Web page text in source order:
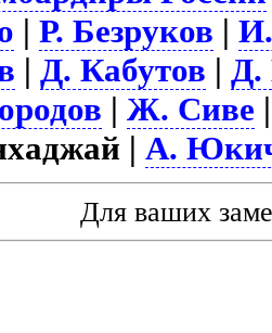
|Р. Безруков |
|Д. Кабутов |Д.
|Ж. Сиве
|А.
Для ваших